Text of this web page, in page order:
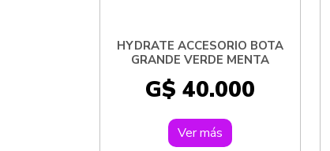
HYDRATE ACCESORIO BOTA
GRANDE VERDE MENTA
G$ 40.000
Ver más